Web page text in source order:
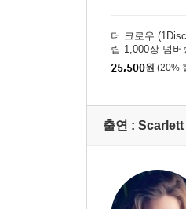
더 크로우
립 1,000장 넘버
판) : 블루레이
25,500원 (20%
출연 :